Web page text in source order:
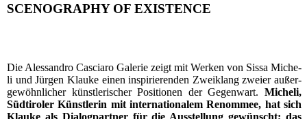
SCENOGRAPHY OF EXISTENCE
Die Ales­san­dro Cascia­ro Gale­rie zeigt mit Wer­ken von Sis­sa Miche­
li und Jür­gen Klau­ke einen inspi­rie­ren­den Zwei­klang zwei­er außer­
ge­wöhn­li­cher künst­le­ri­scher Posi­tio­nen der Gegen­wart. Miche­li,
Süd­ti­ro­ler Künst­le­rin mit inter­na­tio­na­lem Renom­mee, hat sich